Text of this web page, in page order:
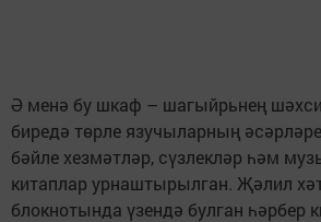
Ә менә бу шкаф – шагыйрьнең шәхси
биредә төрле язучыларның
бәйле хезмәтләр, сүзлекләр һәм
китаплар урнаштырылган. Җәлил
блокнотында үзендә булган һәрбер